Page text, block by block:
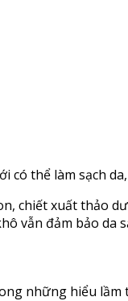
thể làm sạch
chiết xuất thảo
vẫn đảm bảo da
những hiểu